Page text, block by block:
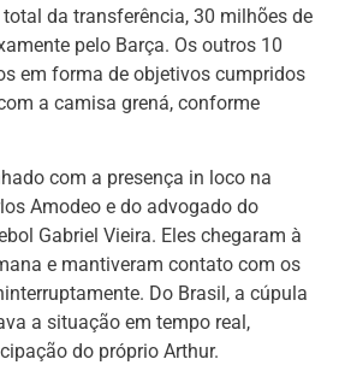
da transferência, 30 milhões de
pelo Barça. Os outros 10
em forma de objetivos cumpridos
a camisa grená, conforme
com a presença in loco na
Amodeo e do advogado do
Gabriel Vieira. Eles chegaram à
e mantiveram contato com os
Do Brasil, a cúpula
a situação em tempo real,
do próprio Arthur.